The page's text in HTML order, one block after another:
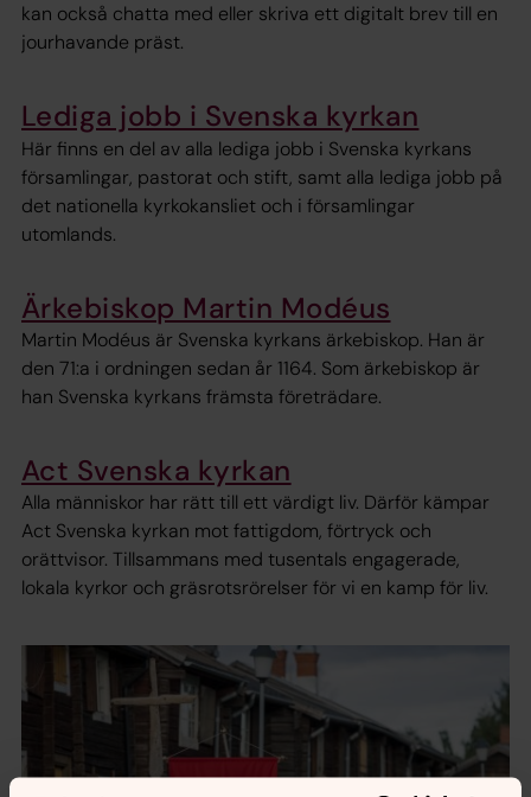
kan också chatta med eller skriva ett digitalt brev till en
jourhavande präst.
Lediga jobb i Svenska kyrkan
Här finns en del av alla lediga jobb i Svenska kyrkans
församlingar, pastorat och stift, samt alla lediga jobb på
det nationella kyrkokansliet och i församlingar
utomlands.
Ärkebiskop Martin Modéus
Martin Modéus är Svenska kyrkans ärkebiskop. Han är
den 71:a i ordningen sedan år 1164. Som ärkebiskop är
han Svenska kyrkans främsta företrädare.
Act Svenska kyrkan
Alla människor har rätt till ett värdigt liv. Därför kämpar
Act Svenska kyrkan mot fattigdom, förtryck och
orättvisor. Tillsammans med tusentals engagerade,
lokala kyrkor och gräsrotsrörelser för vi en kamp för liv.